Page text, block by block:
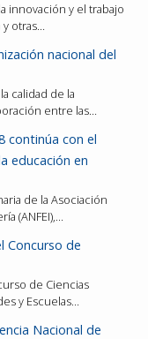
innovación y el trabajo
otras…
nacional del
calidad de la
entre las…
continúa con el
educación en
de la Asociación
(ANFEI),…
Concurso de
de Ciencias
y Escuelas…
Nacional de